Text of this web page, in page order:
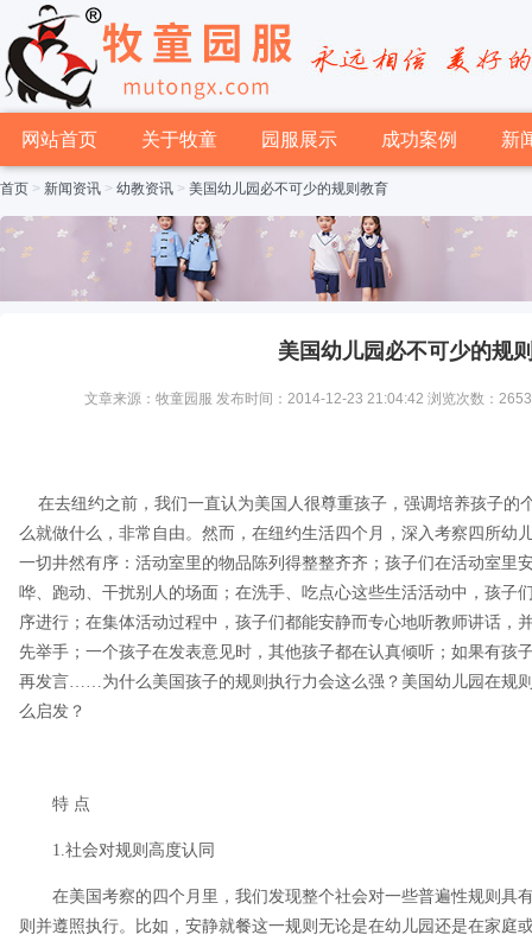
网站首页 关于牧童 园服展示 成功案例 新
首页 > 新闻资讯 > 幼教资讯 > 美国幼儿园必不可少的规则教育
美国幼儿园必不可少的规
文章来源：牧童园服 发布时间：2014-12-23 21:04:42 浏览次数：2653
在去纽约之前，我们一直认为美国人很尊重孩子，强调培养孩子的
么就做什么，非常自由。然而，在纽约生活四个月，深入考察四所幼
一切井然有序：活动室里的物品陈列得整整齐齐；孩子们在活动室里
哗、跑动、干扰别人的场面；在洗手、吃点心这些生活活动中，孩子
序进行；在集体活动过程中，孩子们都能安静而专心地听教师讲话，
先举手；一个孩子在发表意见时，其他孩子都在认真倾听；如果有孩
再发言……为什么美国孩子的规则执行力会这么强？美国幼儿园在规
么启发？
特 点
1.社会对规则高度认同
在美国考察的四个月里，我们发现整个社会对一些普遍性规则具
则并遵照执行。比如，安静就餐这一规则无论是在幼儿园还是在家庭